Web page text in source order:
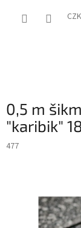
CZK
0,5 m
"karibik"
477